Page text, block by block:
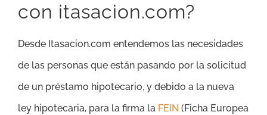
con itasacion.com?
Desde Itasacion.com entendemos las necesidades
de las personas que están pasando por la solicitud
de un préstamo hipotecario, y debido a la nueva
ley hipotecaria, para la firma la FEIN (Ficha Europea